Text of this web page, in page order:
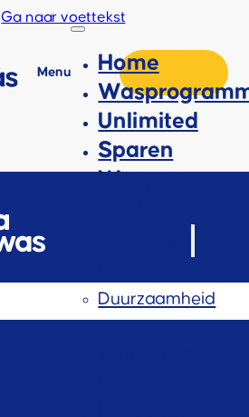
Ga naar voettekst
Menu
Home
Unlimited
Sparen
Duurzaamheid